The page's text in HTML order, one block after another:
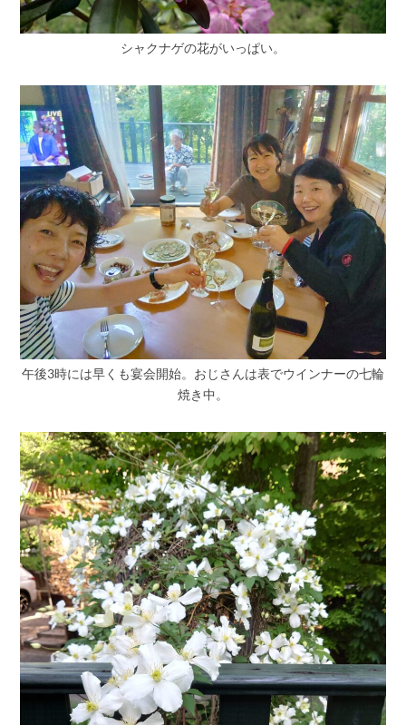
シャクナゲの花がいっぱい。
午後3時には早くも宴会開始。おじさんは表でウインナーの七輪
焼き中。